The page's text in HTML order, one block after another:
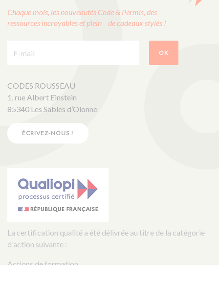
Chaque mois, les nouveautés Code & Permis, des
ressources incroyables et plein de cadeaux stylés !
OK
CODES ROUSSEAU
1, rue Albert Einstein
85340 Les Sables d’Olonne
ÉCRIVEZ-NOUS !
La certification qualité a été délivrée au titre de la catégorie
d'action suivante :
Actions de formation